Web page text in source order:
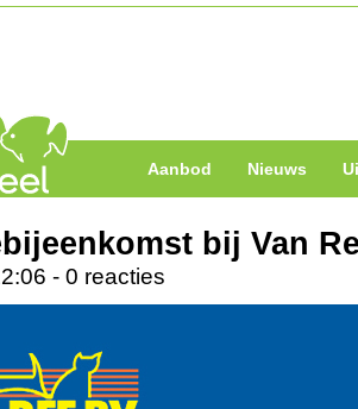
Aanbod Nieuws
bij Van
- 0 reacties